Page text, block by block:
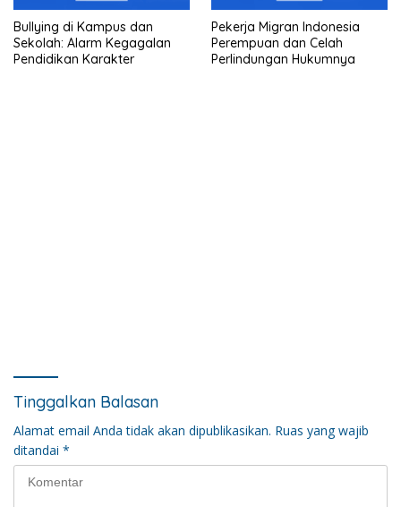
Bullying di Kampus dan
Sekolah: Alarm Kegagalan
Pendidikan Karakter
Pekerja Migran Indonesia
Perempuan dan Celah
Perlindungan Hukumnya
Tinggalkan Balasan
Alamat email Anda tidak akan dipublikasikan. Ruas yang wajib
ditandai *